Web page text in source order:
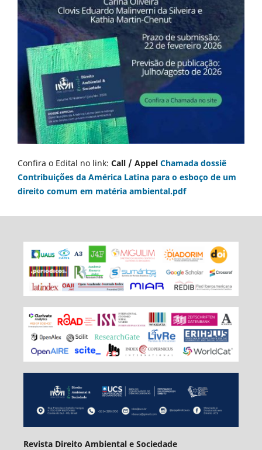
Confira o Edital no link: Call / Appel Chamada dossiê
Contribuições da América Latina para o esboço de um
direito comum em matéria ambiental.pdf
Revista Direito Ambiental e Sociedade